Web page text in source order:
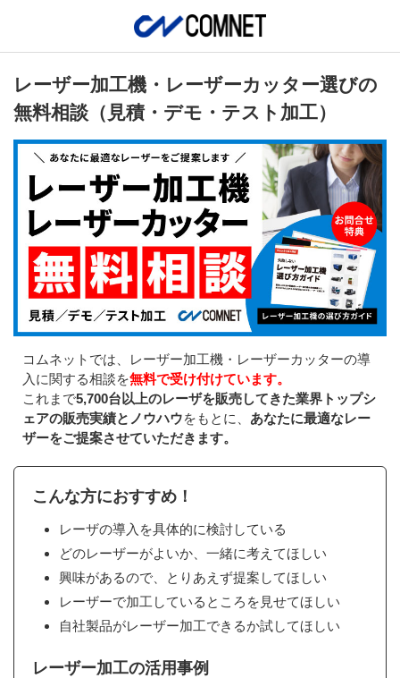
レーザー加工機・レーザーカッター選びの
無料相談（見積・デモ・テスト加工）
コムネットでは、レーザー加工機・レーザーカッターの導
入に関する相談を無料で受け付けています。
これまで5,700台以上のレーザを販売してきた業界トップシ
ェアの販売実績とノウハウをもとに、 あなたに最適なレー
ザーをご提案させていただきます。
こんな方におすすめ！
レーザの導入を具体的に検討している
どのレーザーがよいか、一緒に考えてほしい
興味があるので、とりあえず提案してほしい
レーザーで加工しているところを見せてほしい
自社製品がレーザー加工できるか試してほしい
レーザー加工の活用事例